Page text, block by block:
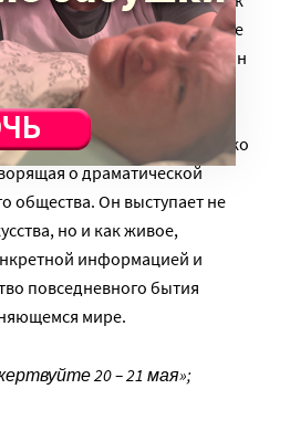
художника более
более иронично. В этом он
современным комиксам,
рекламе. Здесь
природа, громко
о драматической
общества. Он выступает не
но и как живое,
информацией и
повседневного бытия
мире.
20 – 21 мая»;